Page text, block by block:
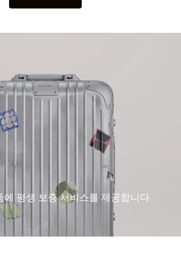
에 평생 보증 서비스를 제공합니다